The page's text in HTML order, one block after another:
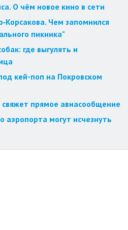
О чём новое кино в сети
Чем запомнился
пикника"
где выгулять и
кей-поп на Покровском
свяжет прямое авиасообщение
аэропорта могут исчезнуть